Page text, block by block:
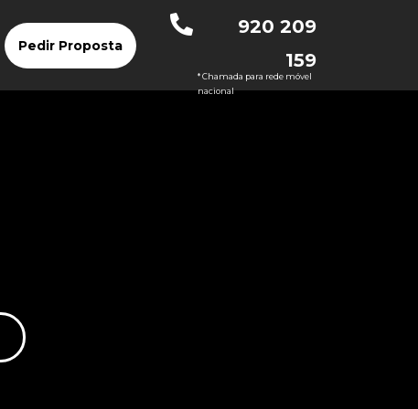
Pedir Proposta
920 209
159
* Chamada para rede móvel
nacional